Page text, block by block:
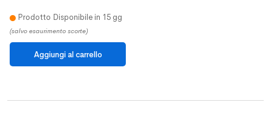
Prodotto Disponibile in 15 gg
(salvo esaurimento scorte)